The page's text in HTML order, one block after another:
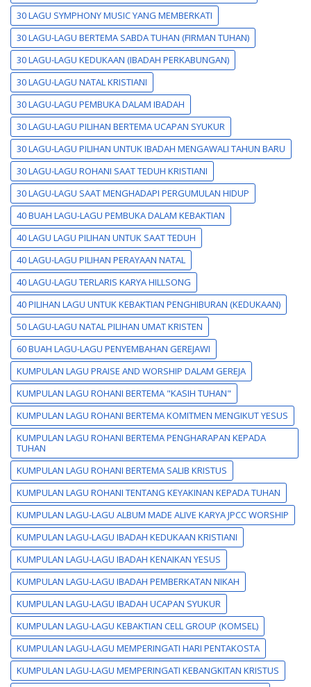
30 LAGU SYMPHONY MUSIC YANG MEMBERKATI
30 LAGU-LAGU BERTEMA SABDA TUHAN (FIRMAN TUHAN)
30 LAGU-LAGU KEDUKAAN (IBADAH PERKABUNGAN)
30 LAGU-LAGU NATAL KRISTIANI
30 LAGU-LAGU PEMBUKA DALAM IBADAH
30 LAGU-LAGU PILIHAN BERTEMA UCAPAN SYUKUR
30 LAGU-LAGU PILIHAN UNTUK IBADAH MENGAWALI TAHUN BARU
30 LAGU-LAGU ROHANI SAAT TEDUH KRISTIANI
30 LAGU-LAGU SAAT MENGHADAPI PERGUMULAN HIDUP
40 BUAH LAGU-LAGU PEMBUKA DALAM KEBAKTIAN
40 LAGU LAGU PILIHAN UNTUK SAAT TEDUH
40 LAGU-LAGU PILIHAN PERAYAAN NATAL
40 LAGU-LAGU TERLARIS KARYA HILLSONG
40 PILIHAN LAGU UNTUK KEBAKTIAN PENGHIBURAN (KEDUKAAN)
50 LAGU-LAGU NATAL PILIHAN UMAT KRISTEN
60 BUAH LAGU-LAGU PENYEMBAHAN GEREJAWI
KUMPULAN LAGU PRAISE AND WORSHIP DALAM GEREJA
KUMPULAN LAGU ROHANI BERTEMA "KASIH TUHAN"
KUMPULAN LAGU ROHANI BERTEMA KOMITMEN MENGIKUT YESUS
KUMPULAN LAGU ROHANI BERTEMA PENGHARAPAN KEPADA
TUHAN
KUMPULAN LAGU ROHANI BERTEMA SALIB KRISTUS
KUMPULAN LAGU ROHANI TENTANG KEYAKINAN KEPADA TUHAN
KUMPULAN LAGU-LAGU ALBUM MADE ALIVE KARYA JPCC WORSHIP
KUMPULAN LAGU-LAGU IBADAH KEDUKAAN KRISTIANI
KUMPULAN LAGU-LAGU IBADAH KENAIKAN YESUS
KUMPULAN LAGU-LAGU IBADAH PEMBERKATAN NIKAH
KUMPULAN LAGU-LAGU IBADAH UCAPAN SYUKUR
KUMPULAN LAGU-LAGU KEBAKTIAN CELL GROUP (KOMSEL)
KUMPULAN LAGU-LAGU MEMPERINGATI HARI PENTAKOSTA
KUMPULAN LAGU-LAGU MEMPERINGATI KEBANGKITAN KRISTUS